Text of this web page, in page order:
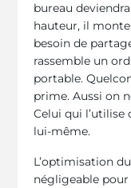
bureau
hauteur, il
besoin de
rassemble un
portable.
prime. Aussi on
Celui qui
lui-même.
L’optimisation
négligeable